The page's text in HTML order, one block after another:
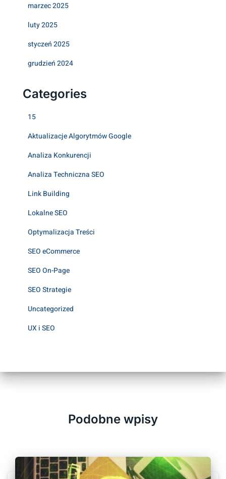
marzec 2025
luty 2025
styczeń 2025
grudzień 2024
Categories
15
Aktualizacje Algorytmów Google
Analiza Konkurencji
Analiza Techniczna SEO
Link Building
Lokalne SEO
Optymalizacja Treści
SEO eCommerce
SEO On-Page
SEO Strategie
Uncategorized
UX i SEO
Podobne wpisy